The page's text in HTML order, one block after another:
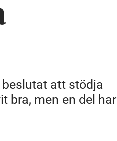
att stödja
bra, men en del har